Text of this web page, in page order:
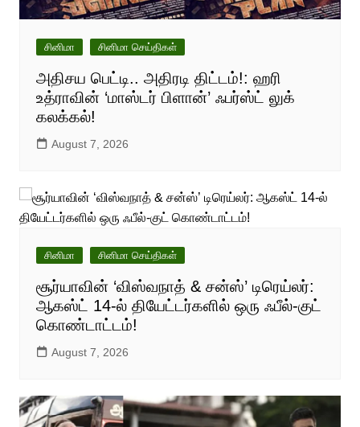
சினிமா சினிமா செய்திகள்
அதிசய பெட்டி.. அதிரடி திட்டம்!: ஹரி
உத்ராவின் ‘மாஸ்டர் பிளான்’ ஃபர்ஸ்ட் லுக்
கலக்கல்!
August 7, 2026
சினிமா சினிமா செய்திகள்
சூர்யாவின் ‘விஸ்வநாத் & சன்ஸ்’ டிரெய்லர்:
ஆகஸ்ட் 14-ல் தியேட்டர்களில் ஒரு ஃபீல்-குட்
கொண்டாட்டம்!
August 7, 2026